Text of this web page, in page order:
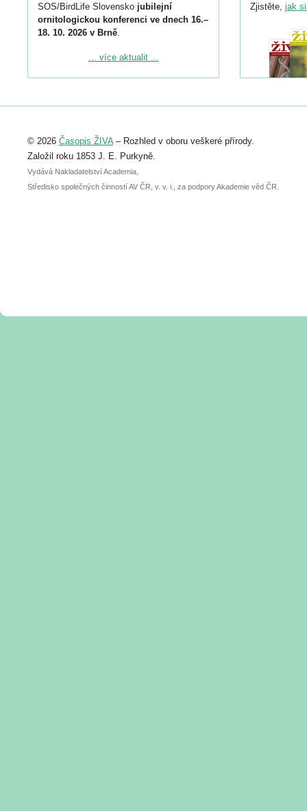
SOS/BirdLife Slovensko jubilejní
ornitologickou konferenci ve dnech 16.–
18. 10. 2026 v Brně.
Podrobnější informace ke konferenci
Registrovat se můžete do 6. září.
abstraktu přihlášené přednášky nebo
posteru je už 30. června.
... více aktualit ...
Zjistěte, jak
© 2026 Časopis ŽIVA– Rozhled v oboru veškeré přírody.
Založil roku 1853 J. E. Purkyně.
Vydává Nakladatelství Academia,
Středisko společných činností AV ČR, v. v. i., za podpory Akademie věd ČR.